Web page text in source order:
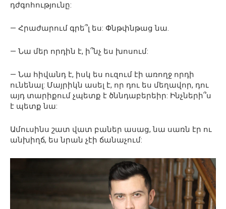
դժգոհությունը:
— Հրաժարում գրե՞լ ես: Փնթփնթաց նա.
— Նա մեր որդին է, ի՞նչ ես խոսում:
— Նա հիվանդ է, իսկ ես ուզում էի առողջ որդի
ունենալ: Մայրիկն ասել է, որ դու ես մեղավոր, դու
այդ տարիքում չպետք է ծննդաբերեիր: Ինչների՞ս
է պետք նա:
Ամուսինս շատ վատ բաներ ասաց, նա սառն էր ու
անխիղճ, ես նրան չէի ճանաչում: